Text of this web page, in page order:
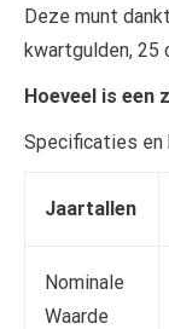
Deze munt
kwartgulden, 25
Hoeveel is een
Specificaties en
Jaartallen
Nominale
Waarde